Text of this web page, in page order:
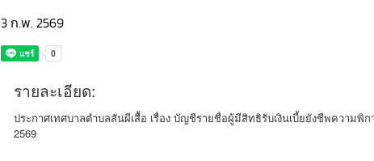
3 ก.พ. 2569
รายละเอียด:
ประกาศเทศบาลตำบลสันผีเสื้อ เรื่อง บัญชีรายชื่อผู้มีสิทธิรับเงินเบี้ยยังชีพความพิ
2569